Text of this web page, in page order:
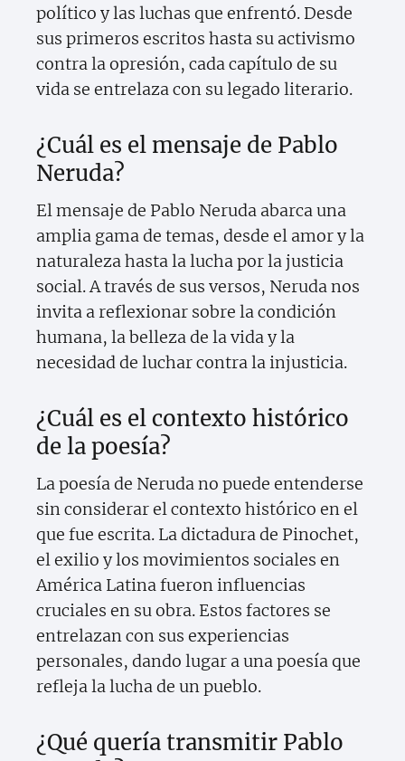
político y las luchas que enfrentó. Desde
sus primeros escritos hasta su activismo
contra la opresión, cada capítulo de su
vida se entrelaza con su legado literario.
¿Cuál es el mensaje de Pablo
Neruda?
El mensaje de Pablo Neruda abarca una
amplia gama de temas, desde el amor y la
naturaleza hasta la lucha por la justicia
social. A través de sus versos, Neruda nos
invita a reflexionar sobre la condición
humana, la belleza de la vida y la
necesidad de luchar contra la injusticia.
¿Cuál es el contexto histórico
de la poesía?
La poesía de Neruda no puede entenderse
sin considerar el contexto histórico en el
que fue escrita. La dictadura de Pinochet,
el exilio y los movimientos sociales en
América Latina fueron influencias
cruciales en su obra. Estos factores se
entrelazan con sus experiencias
personales, dando lugar a una poesía que
refleja la lucha de un pueblo.
¿Qué quería transmitir Pablo